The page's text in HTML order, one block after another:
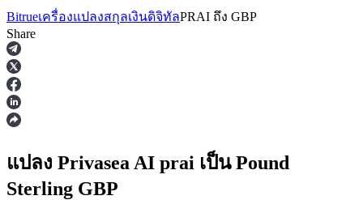
ฟิวเจอร์ส
Bitrueเครื่องแปลงสกุลเงินดิจิทัลPRAI ถึง GBP
Share
แปลง Privasea AI prai เป็น Pound
Sterling GBP